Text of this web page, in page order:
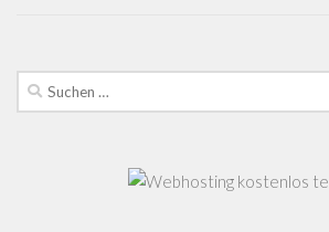
Suchen
nach: